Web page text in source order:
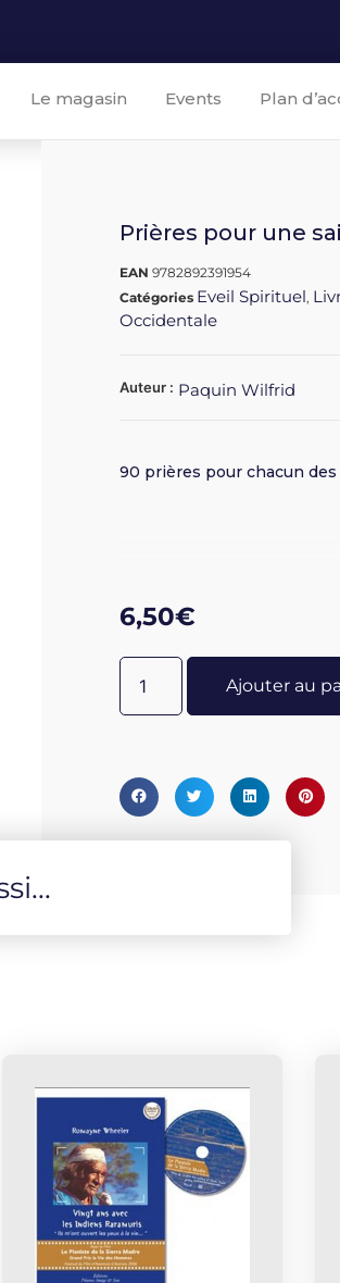
Le magasin Events Plan
Prières pour une
EAN9782892391954
Catégories Eveil Spirituel,
Occidentale
Auteur : Paquin Wilfrid
90 prières pour chacun
6,50€
Ajouter au